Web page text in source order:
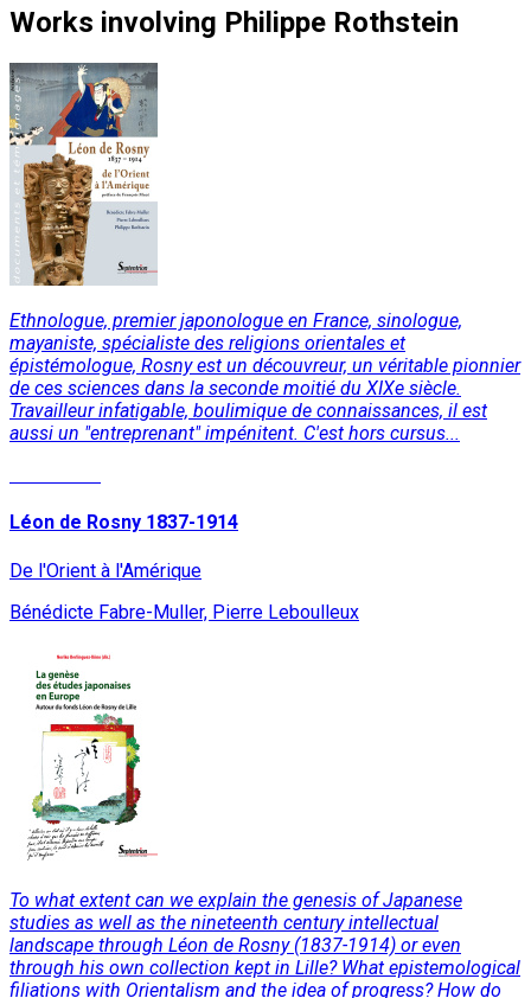
Works involving Philippe Rothstein
Ethnologue, premier japonologue en France, sinologue,
mayaniste, spécialiste des religions orientales et
épistémologue, Rosny est un découvreur, un véritable pionnier
de ces sciences dans la seconde moitié du XIXe siècle.
Travailleur infatigable, boulimique de connaissances, il est
aussi un "entreprenant" impénitent. C'est hors cursus...
Léon de Rosny 1837-1914
De l'Orient à l'Amérique
Bénédicte Fabre-Muller, Pierre Leboulleux
To what extent can we explain the genesis of Japanese
studies as well as the nineteenth century intellectual
landscape through Léon de Rosny (1837-1914) or even
through his own collection kept in Lille? What epistemological
filiations with Orientalism and the idea of progress? How do